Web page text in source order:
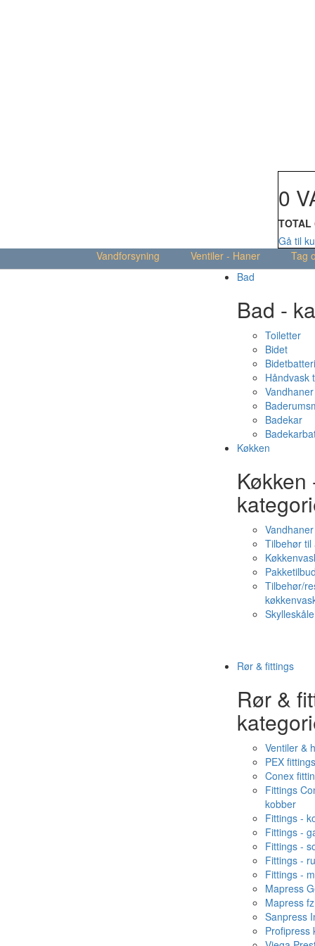
0
TOTAL
Gå til
Vandforsyning
Ventiler - Haner
Tag
Bad
Bad -
Toiletter
Bidet
Håndvask
Badekar
Køkken
Køkken
Vandhaner
Tilbehør
Tilbehør/
Rør & fittings
Rør &
Ventiler &
PEX fittings
Conex
Fittings
kobber
Fittings -
Fittings -
Fittings -
Fittings -
Fittings -
Mapress
Mapress fz
Sanpress
Profipress